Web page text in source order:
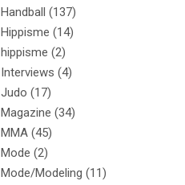
Handball (137)
Hippisme (14)
hippisme (2)
Interviews (4)
Judo (17)
Magazine (34)
MMA (45)
Mode (2)
Mode/Modeling (11)